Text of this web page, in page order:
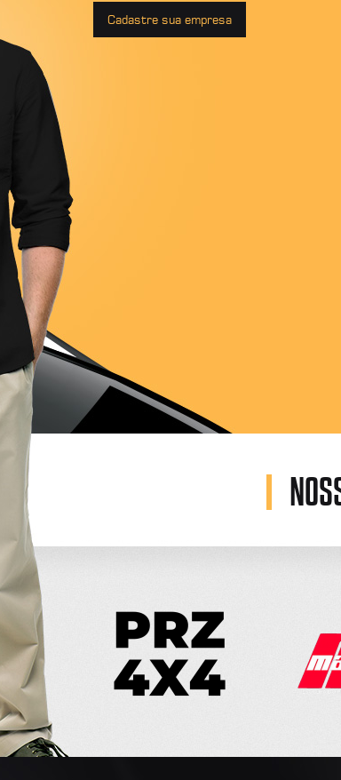
Cadastre sua empresa